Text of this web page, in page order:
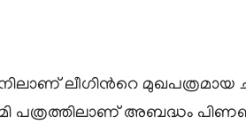
ലീഗിന്‍റെ മുഖപത്രമായ
പത്രത്തിലാണ് അബദ്ധം